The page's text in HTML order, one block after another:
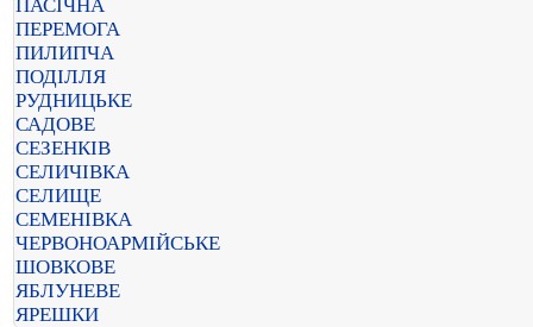
ПАСІЧНА
ПЕРЕМОГА
ПИЛИПЧА
ПОДІЛЛЯ
РУДНИЦЬКЕ
САДОВЕ
СЕЗЕНКІВ
СЕЛИЧІВКА
СЕЛИЩЕ
СЕМЕНІВКА
ЧЕРВОНОАРМІЙСЬКЕ
ШОВКОВЕ
ЯБЛУНЕВЕ
ЯРЕШКИ